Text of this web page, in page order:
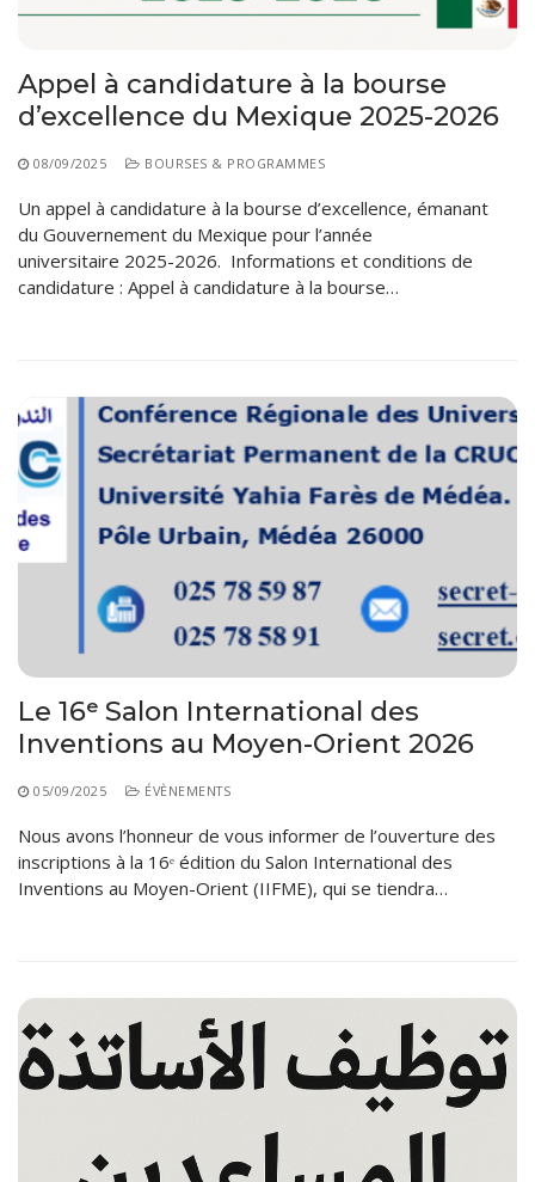
Appel à candidature à la bourse
d’excellence du Mexique 2025-2026
08/09/2025 BOURSES & PROGRAMMES
Un appel à candidature à la bourse d’excellence, émanant
du Gouvernement du Mexique pour l’année
universitaire 2025-2026. Informations et conditions de
candidature : Appel à candidature à la bourse…
Le 16ᵉ Salon International des
Inventions au Moyen-Orient 2026
05/09/2025 ÉVÈNEMENTS
Nous avons l’honneur de vous informer de l’ouverture des
inscriptions à la 16ᵉ édition du Salon International des
Inventions au Moyen-Orient (IIFME), qui se tiendra…